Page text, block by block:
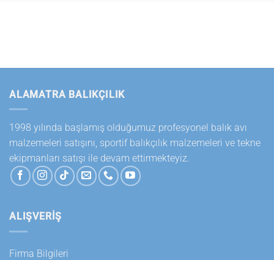
ALAMATRA BALIKÇILIK
1998 yılında başlamış olduğumuz profesyonel balık avı
malzemeleri satışını, sportif balıkçılık malzemeleri ve tekne
ekipmanları satışı ile devam ettirmekteyiz.
ALIŞVERİŞ
Firma Bilgileri